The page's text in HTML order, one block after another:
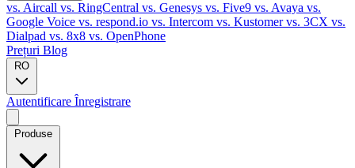
vs. Aircall vs. RingCentral vs. Genesys vs. Five9 vs. Avaya vs.
Google Voice vs. respond.io vs. Intercom vs. Kustomervs. 3CX vs.
Dialpad vs. 8x8 vs. OpenPhone
Prețuri Blog
RO
Autentificare Înregistrare
Produse